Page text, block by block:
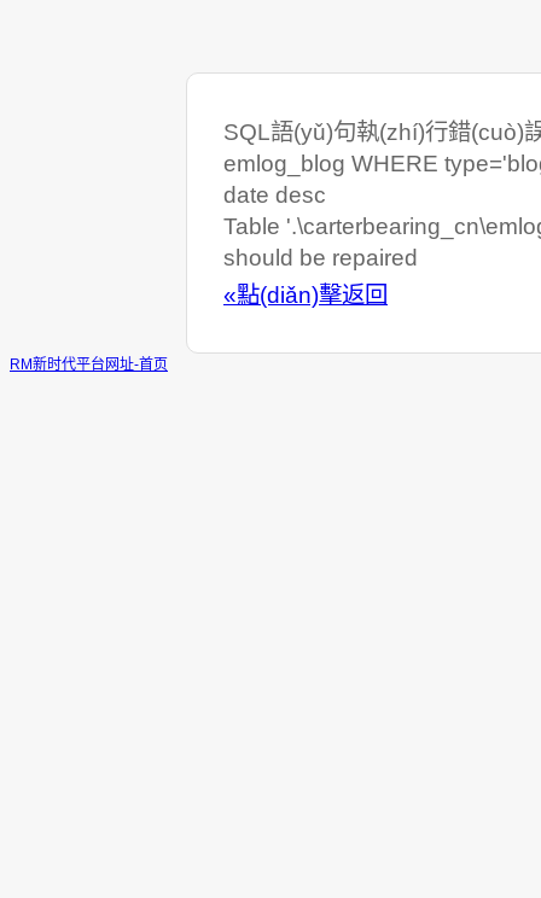
SQL語(yǔ)句執(zhí)行錯(cuò)
emlog_blog WHERE
date desc
Table
should be repaired
«點(diǎn)擊返回
RM新时代平台网址-首页